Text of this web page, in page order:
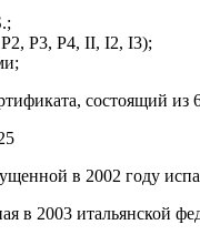
P3, P4, II, I2, I3);
состоящий
в 2002 году
в 2003 итальянской